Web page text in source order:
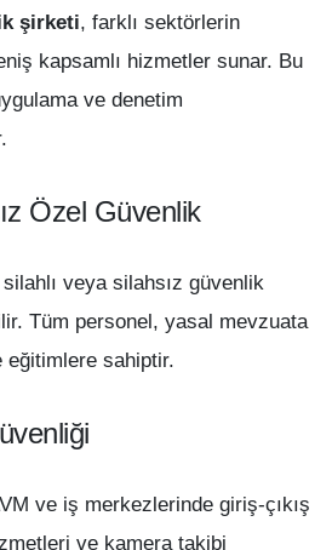
şirketi, farklı sektörlerin
kapsamlı hizmetler sunar. Bu
ve denetim
Özel Güvenlik
veya silahsız güvenlik
Tüm personel, yasal mevzuata
sahiptir.
ve iş merkezlerinde giriş-çıkış
ve kamera takibi